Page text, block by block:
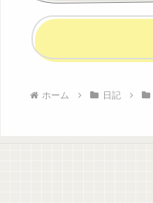
ホーム 日記